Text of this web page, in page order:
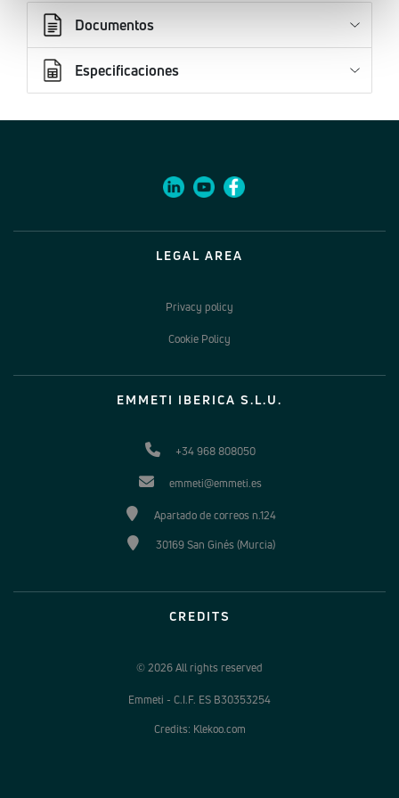
Documentos
Especificaciones
LEGAL AREA
Privacy policy
Cookie Policy
EMMETI IBERICA S.L.U.
+34 968 808050
emmeti@emmeti.es
Apartado de correos n.124
30169 San Ginés (Murcia)
CREDITS
© 2026 All rights reserved
Emmeti - C.I.F. ES B30353254
Credits: Klekoo.com